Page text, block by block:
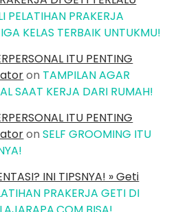
PELATIHAN PRAKERJA
KELAS TERBAIK UNTUKMU!
ITU PENTING
on TAMPILAN AGAR
SAAT KERJA DARI RUMAH!
ITU PENTING
onSELF GROOMING ITU
INI TIPSNYA! » Geti
PRAKERJA GETI DI